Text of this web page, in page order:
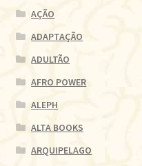
AÇÃO
ADAPTAÇÃO
ADULTÃO
AFRO POWER
ALEPH
ALTA BOOKS
ARQUIPELAGO